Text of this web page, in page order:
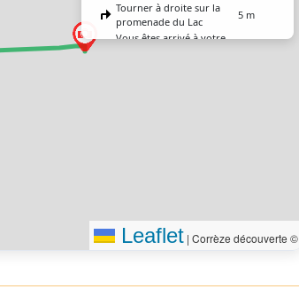
Tourner à droite sur la
promenade du Lac
5 m
Vous êtes arrivé à votre
Leaflet | Corrèze découverte ©